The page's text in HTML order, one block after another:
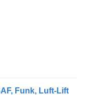
Funk, Luft-Lift